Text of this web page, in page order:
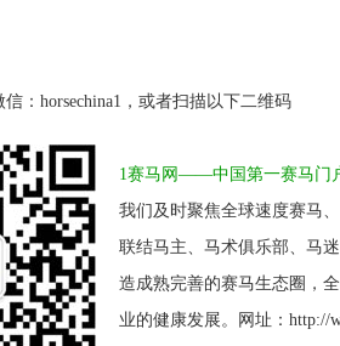
：horsechina1，或者扫描以下二维码
1赛马网——中国第一赛马门
我们及时聚焦全球速度赛马
联结马主、马术俱乐部、马
造成熟完善的赛马生态圈，
业的健康发展。网址：http://